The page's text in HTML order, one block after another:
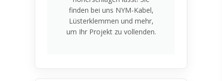
finden bei uns NYM-Kabel,
Lüsterklemmen und mehr,
um Ihr Projekt zu vollenden.